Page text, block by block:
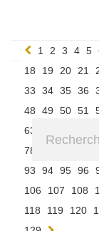
1 2 3 4 5
18
19 20 21
33
34 35 36
48
49 50 51
63
78
93
94 95 96
106
107 108
118
119 120